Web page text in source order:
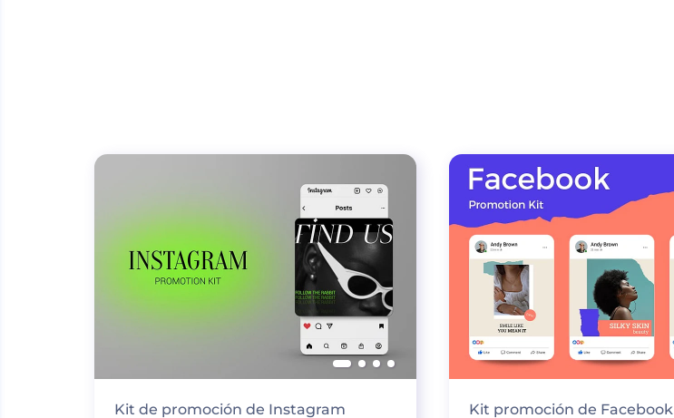
Kit de promoción de Instagram Kit promoción de Facebook